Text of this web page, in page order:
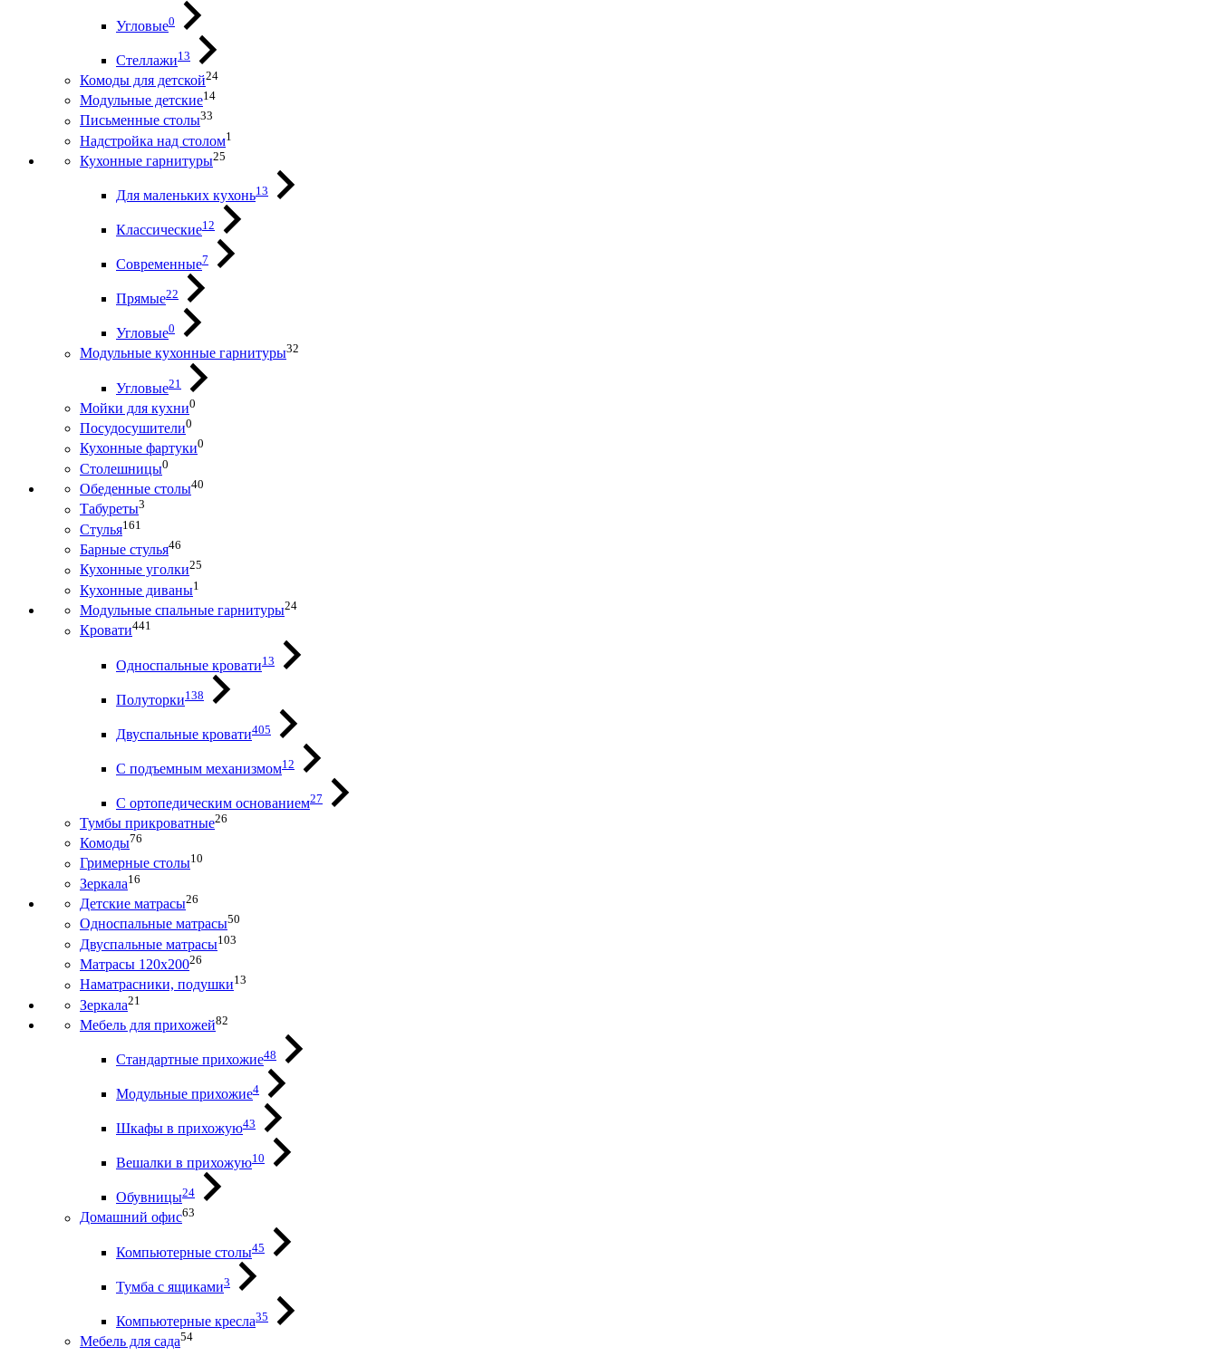
Угловые0
Стеллажи13
Комоды для детской24
Модульные детские14
Письменные столы33
Надстройка над столом1
Кухонные гарнитуры25
Для маленьких кухонь13
Классические12
Современные7
Прямые22
Угловые0
Модульные кухонные гарнитуры32
Угловые21
Мойки для кухни0
Посудосушители0
Кухонные фартуки0
Столешницы0
Обеденные столы40
Табуреты3
Стулья161
Барные стулья46
Кухонные уголки25
Кухонные диваны1
Модульные спальные гарнитуры24
Кровати441
Односпальные кровати13
Полуторки138
Двуспальные кровати405
С подъемным механизмом12
С ортопедическим основанием27
Тумбы прикроватные26
Комоды76
Гримерные столы10
Зеркала16
Детские матрасы26
Односпальные матрасы50
Двуспальные матрасы103
Матрасы 120х20026
Наматрасники, подушки13
Зеркала21
Мебель для прихожей82
Стандартные прихожие48
Модульные прихожие4
Шкафы в прихожую43
Вешалки в прихожую10
Обувницы24
Домашний офис63
Компьютерные столы45
Тумба с ящиками3
Компьютерные кресла35
Мебель для сада54